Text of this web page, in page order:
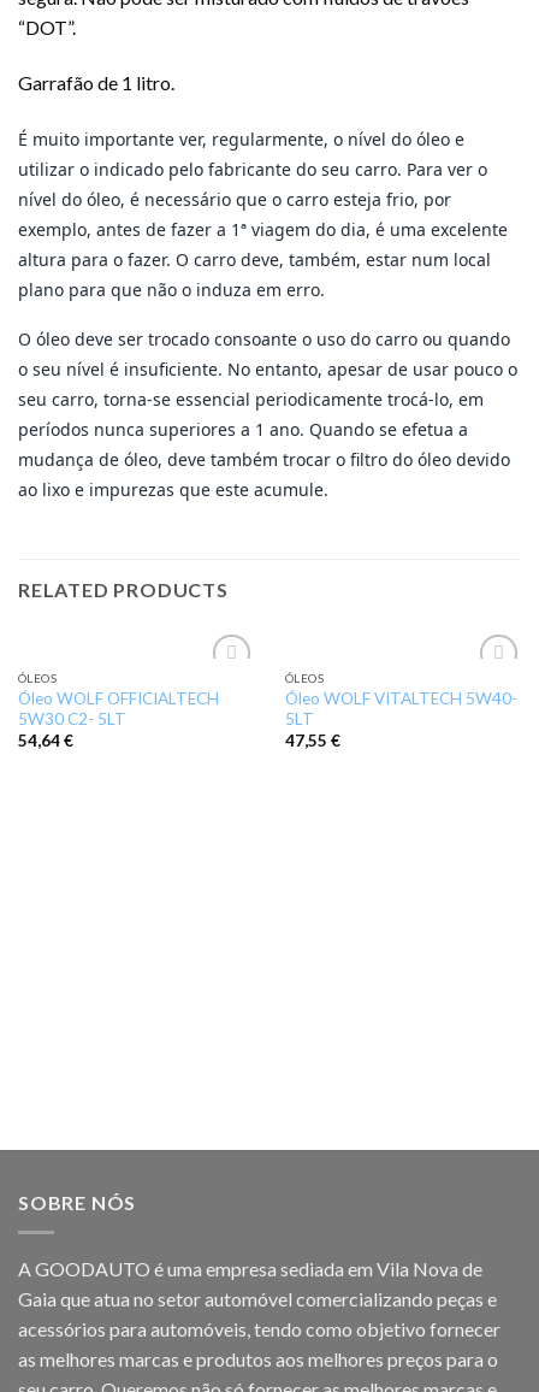
“DOT”.
Garrafão de 1 litro.
É muito importante ver, regularmente, o nível do óleo e
utilizar o indicado pelo fabricante do seu carro. Para ver o
nível do óleo, é necessário que o carro esteja frio, por
exemplo, antes de fazer a 1ª viagem do dia, é uma excelente
altura para o fazer. O carro deve, também, estar num local
plano para que não o induza em erro.
O óleo deve ser trocado consoante o uso do carro ou quando
o seu nível é insuficiente. No entanto, apesar de usar pouco o
seu carro, torna-se essencial periodicamente trocá-lo, em
períodos nunca superiores a 1 ano. Quando se efetua a
mudança de óleo, deve também trocar o filtro do óleo devido
ao lixo e impurezas que este acumule.
RELATED PRODUCTS
wishlist
ÓLEOS
Óleo WOLF OFFICIALTECH
5W30 C2- 5LT
54,64€
wishlist
ÓLEOS
Óleo WOLF VITALTECH 5W40-
5LT
47,55 €
SOBRE NÓS
A GOODAUTO é uma empresa sediada em Vila Nova de
Gaia que atua no setor automóvel comercializando peças e
acessórios para automóveis, tendo como objetivo fornecer
as melhores marcas e produtos aos melhores preços para o